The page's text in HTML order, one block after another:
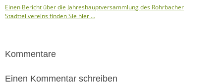
Einen Bericht über die Jahreshauptversammlung des Rohrbacher
Stadtteilvereins finden Sie hier …
Kommentare
Einen Kommentar schreiben